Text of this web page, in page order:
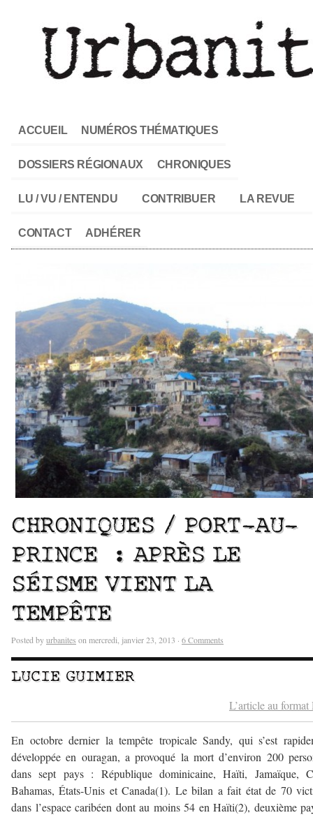
ACCUEIL NUMÉROS THÉMATIQUES
DOSSIERS RÉGIONAUX CHRONIQUES
LU / VU / ENTENDU CONTRIBUER LA REVUE
CONTACT ADHÉRER
CHRONIQUES / PORT-AU-
PRINCE : APRÈS LE
SÉISME VIENT LA
TEMPÊTE
Posted byurbanites on mercredi, janvier 23, 2013 · 6 Comments
LUCIE GUIMIER
L’article au
En octobre dernier la tempête tropicale Sandy, qui s’est
développée en ouragan, a provoqué la mort d’environ 200
dans sept pays : République dominicaine, Haïti, Jamaïque,
Bahamas, États-Unis et Canada(1). Le bilan a fait état de 70
dans l’espace caribéen dont au moins 54 en Haïti(2), deuxième